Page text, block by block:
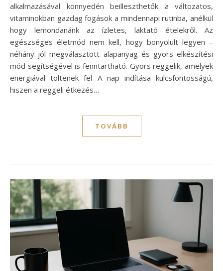
alkalmazásával könnyedén beilleszthetők a változatos,
vitaminokban gazdag fogások a mindennapi rutinba, anélkül
hogy lemondanánk az ízletes, laktató ételekről. Az
egészséges életmód nem kell, hogy bonyolult legyen –
néhány jól megválasztott alapanyag és gyors elkészítési
mód segítségével is fenntartható. Gyors reggelik, amelyek
energiával töltenek fel A nap indítása kulcsfontosságú,
hiszen a reggeli étkezés…
TOVÁBB